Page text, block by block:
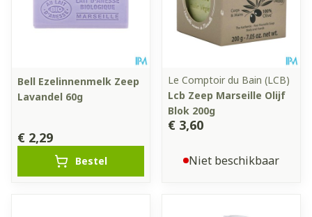
Bell Ezelinnenmelk Zeep
Lavandel 60g
€ 2,29
Bestel
Le Comptoir du Bain (LCB)
Lcb Zeep Marseille Olijf
Blok 200g
€ 3,60
Niet beschikbaar